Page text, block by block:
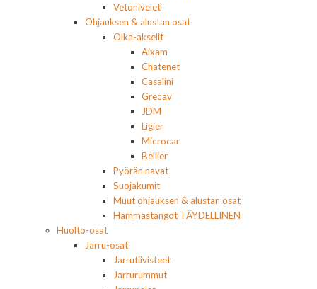
Vetonivelet
Ohjauksen & alustan osat
Olka-akselit
Aixam
Chatenet
Casalini
Grecav
JDM
Ligier
Microcar
Bellier
Pyörän navat
Suojakumit
Muut ohjauksen & alustan osat
Hammastangot TÄYDELLINEN
Huolto-osat
Jarru-osat
Jarrutiivisteet
Jarrurummut